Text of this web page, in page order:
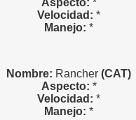
Aspecto: *
Velocidad: *
Manejo: *
Nombre: Rancher (CAT)
Aspecto: *
Velocidad: *
Manejo: *